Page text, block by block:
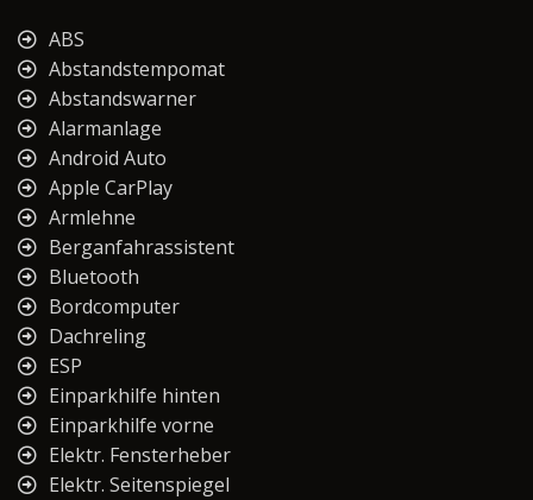
ABS
Abstandstempomat
Abstandswarner
Alarmanlage
Android Auto
Apple CarPlay
Armlehne
Berganfahrassistent
Bluetooth
Bordcomputer
Dachreling
ESP
Einparkhilfe hinten
Einparkhilfe vorne
Elektr. Fensterheber
Elektr. Seitenspiegel